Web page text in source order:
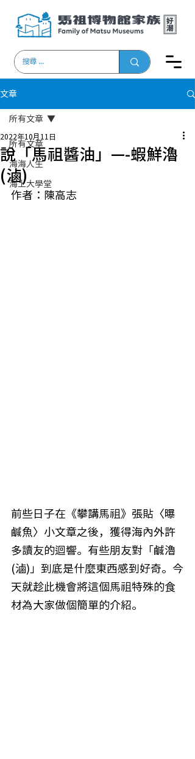
文章
所有文章
海海人生
海上大學堂
所有文章
說「馬祖醬油」—-蝦鮮瀂
(滷)
2022年10月11日
作者：陳高志
前些日子在《攀講馬祖》張貼〈曝
鹹魚〉小文章之後，獲得海內外許
多讀友的迴響。有些朋友對「鹹瀂
(滷)」到底是什麼東西感到好奇。今
天就趁此機會將這個馬祖特殊的食
材為大家做個簡單的介紹。